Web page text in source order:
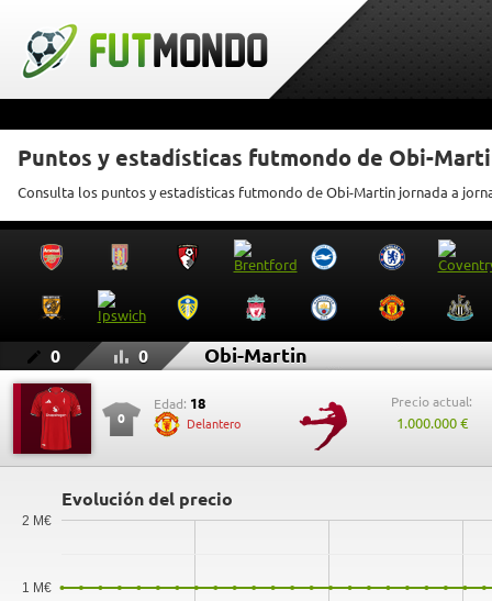
Puntos y estadísticas futmondo de Obi-
Consulta los puntos y estadísticas futmondo de Obi-Martin jornada a
0 0 Obi-Martin
0
Edad: 18
Delantero
Precio actual:
1.000.000 €
Evolución del precio
1 M€
2 M€